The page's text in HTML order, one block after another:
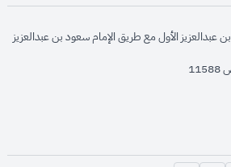
عبدالعزيز الأول مع طريق الإمام سعود بن عبدالعزيز